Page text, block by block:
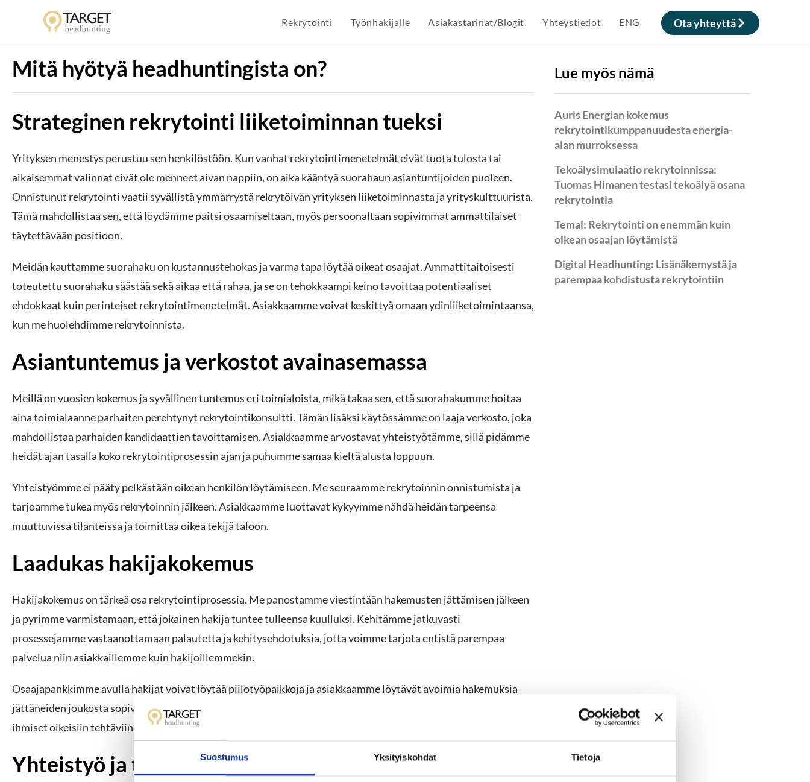
Suostumus Yksityiskohdat Tietoja
Rekrytointi Työnhakijalle Asiakastarinat/Blogit Yhteystiedot ENG Ota yhteyttä
Mitä hyötyä headhuntingista on?
Strateginen rekrytointi liiketoiminnan tueksi
Yrityksen menestys perustuu sen henkilöstöön. Kun vanhat rekrytointimenetelmät eivät tuota tulosta tai
aikaisemmat valinnat eivät ole menneet aivan nappiin, on aika kääntyä suorahaun asiantuntijoiden puoleen.
Onnistunut rekrytointi vaatii syvällistä ymmärrystä rekrytöivän yrityksen liiketoiminnasta ja yrityskulttuurista.
Tämä mahdollistaa sen, että löydämme paitsi osaamiseltaan, myös persoonaltaan sopivimmat ammattilaiset
täytettävään positioon.
Meidän kauttamme suorahaku on kustannustehokas ja varma tapa löytää oikeat osaajat. Ammattitaitoisesti
toteutettu suorahaku säästää sekä aikaa että rahaa, ja se on tehokkaampi keino tavoittaa potentiaaliset
ehdokkaat kuin perinteiset rekrytointimenetelmät. Asiakkaamme voivat keskittyä omaan ydinliiketoimintaansa,
kun me huolehdimme rekrytoinnista.
Asiantuntemus ja verkostot avainasemassa
Meillä on vuosien kokemus ja syvällinen tuntemus eri toimialoista, mikä takaa sen, että suorahakumme hoitaa
aina toimialaanne parhaiten perehtynyt rekrytointikonsultti. Tämän lisäksi käytössämme on laaja verkosto, joka
mahdollistaa parhaiden kandidaattien tavoittamisen. Asiakkaamme arvostavat yhteistyötämme, sillä pidämme
heidät ajan tasalla koko rekrytointiprosessin ajan ja puhumme samaa kieltä alusta loppuun.
Yhteistyömme ei pääty pelkästään oikean henkilön löytämiseen. Me seuraamme rekrytoinnin onnistumista ja
tarjoamme tukea myös rekrytoinnin jälkeen. Asiakkaamme luottavat kykyymme nähdä heidän tarpeensa
muuttuvissa tilanteissa ja toimittaa oikea tekijä taloon.
Laadukas hakijakokemus
Hakijakokemus on tärkeä osa rekrytointiprosessia. Me panostamme viestintään hakemusten jättämisen jälkeen
ja pyrimme varmistamaan, että jokainen hakija tuntee tulleensa kuulluksi. Kehitämme jatkuvasti
prosessejamme vastaanottamaan palautetta ja kehitysehdotuksia, jotta voimme tarjota entistä parempaa
palvelua niin asiakkaillemme kuin hakijoillemmekin.
Osaajapankkimme avulla hakijat voivat löytää piilotyöpaikkoja ja asiakkaamme löytävät avoimia hakemuksia
jättäneiden joukosta sopivia ehdokkaita. Tämä on yksi monista tavoista, joilla pyrimme yhdistämään oikeat
ihmiset oikeisiin tehtäviin.
Yhteistyö ja tulokset puhuvat puolestaan
Lue myös nämä
Auris Energian kokemus
rekrytointikumppanuudesta energia-
alan murroksessa
Tekoälysimulaatio rekrytoinnissa:
Tuomas Himanen testasi tekoälyä osana
rekrytointia
Temal: Rekrytointi on enemmän kuin
oikean osaajan löytämistä
Digital Headhunting: Lisänäkemystä ja
parempaa kohdistusta rekrytointiin